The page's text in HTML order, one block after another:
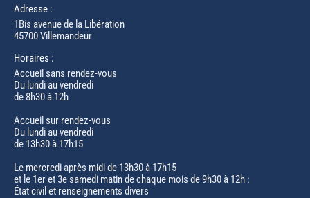
Adresse :
1Bis avenue de la Libération
45700 Villemandeur
Horaires :
Accueil sans rendez-vous
Du lundi au vendredi
de 8h30 à 12h
Accueil sur rendez-vous
Du lundi au vendredi
de 13h30 à 17h15
Le mercredi après midi de 13h30 à 17h15
et le 1er et 3e samedi matin de chaque mois de 9h30 à 12h :
État civil et renseignements divers